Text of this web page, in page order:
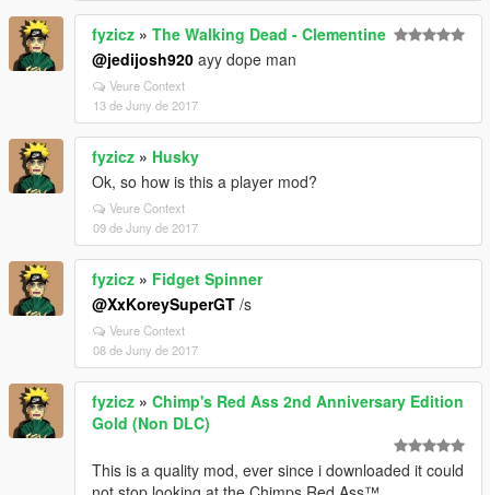
fyzicz » The Walking Dead - Clementine
@jedijosh920 ayy dope man
Veure Context
13 de Juny de 2017
fyzicz » Husky
Ok, so how is this a player mod?
Veure Context
09 de Juny de 2017
fyzicz » Fidget Spinner
@XxKoreySuperGT /s
Veure Context
08 de Juny de 2017
fyzicz » Chimp's Red Ass 2nd Anniversary Edition
Gold (Non DLC)
This is a quality mod, ever since i downloaded it could